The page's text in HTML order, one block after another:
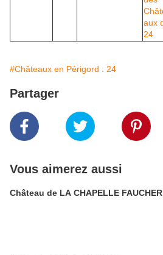
#Châteaux en Périgord : 24
Partager
Vous aimerez aussi
Château de LA CHAPELLE FAUCHER